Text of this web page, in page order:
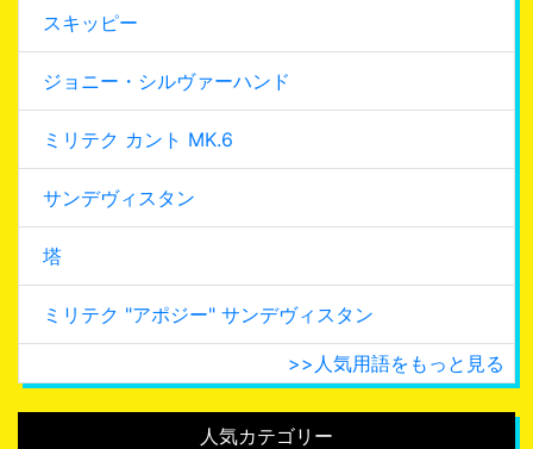
スキッピー
ジョニー・シルヴァーハンド
ミリテク カント MK.6
サンデヴィスタン
塔
ミリテク "アポジー" サンデヴィスタン
>>人気用語をもっと見る
人気カテゴリー